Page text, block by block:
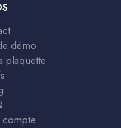
démo
plaquette